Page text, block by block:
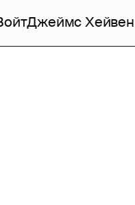
Джеймс Хейвен